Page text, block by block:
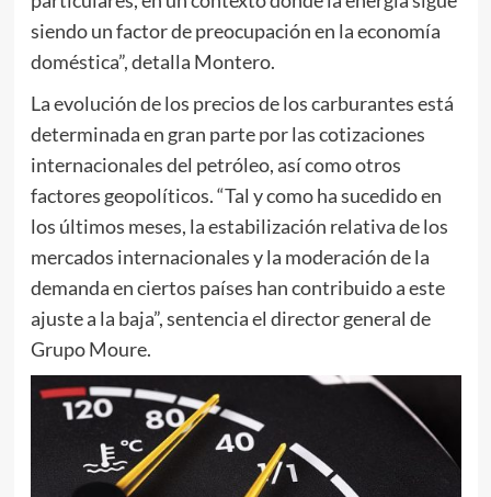
siendo un factor de preocupación en la economía
doméstica”, detalla Montero.
La evolución de los precios de los carburantes está
determinada en gran parte por las cotizaciones
internacionales del petróleo, así como otros
factores geopolíticos. “Tal y como ha sucedido en
los últimos meses, la estabilización relativa de los
mercados internacionales y la moderación de la
demanda en ciertos países han contribuido a este
ajuste a la baja”, sentencia el director general de
Grupo Moure.